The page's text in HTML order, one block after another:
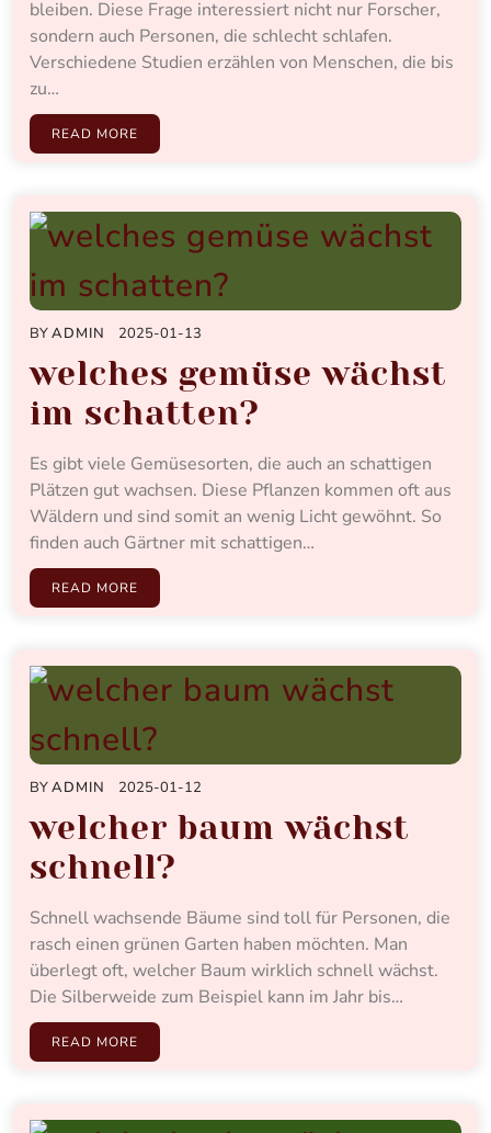
bleiben. Diese Frage interessiert nicht nur Forscher,
sondern auch Personen, die schlecht schlafen.
Verschiedene Studien erzählen von Menschen, die bis
zu…
READ MORE
BYADMIN 2025-01-13
welches gemüse wächst
im schatten?
Es gibt viele Gemüsesorten, die auch an schattigen
Plätzen gut wachsen. Diese Pflanzen kommen oft aus
Wäldern und sind somit an wenig Licht gewöhnt. So
finden auch Gärtner mit schattigen…
READ MORE
BYADMIN 2025-01-12
welcher baum wächst
schnell?
Schnell wachsende Bäume sind toll für Personen, die
rasch einen grünen Garten haben möchten. Man
überlegt oft, welcher Baum wirklich schnell wächst.
Die Silberweide zum Beispiel kann im Jahr bis…
READ MORE